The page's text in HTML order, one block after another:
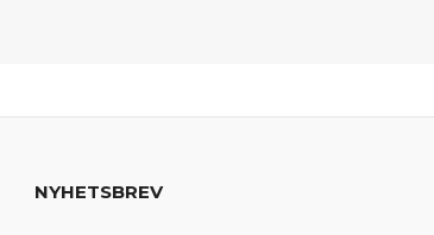
NYHETSBREV